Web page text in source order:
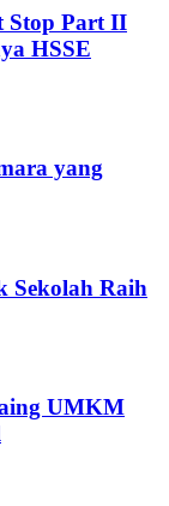
Stop Part II
HSSE
yang
Sekolah Raih
UMKM